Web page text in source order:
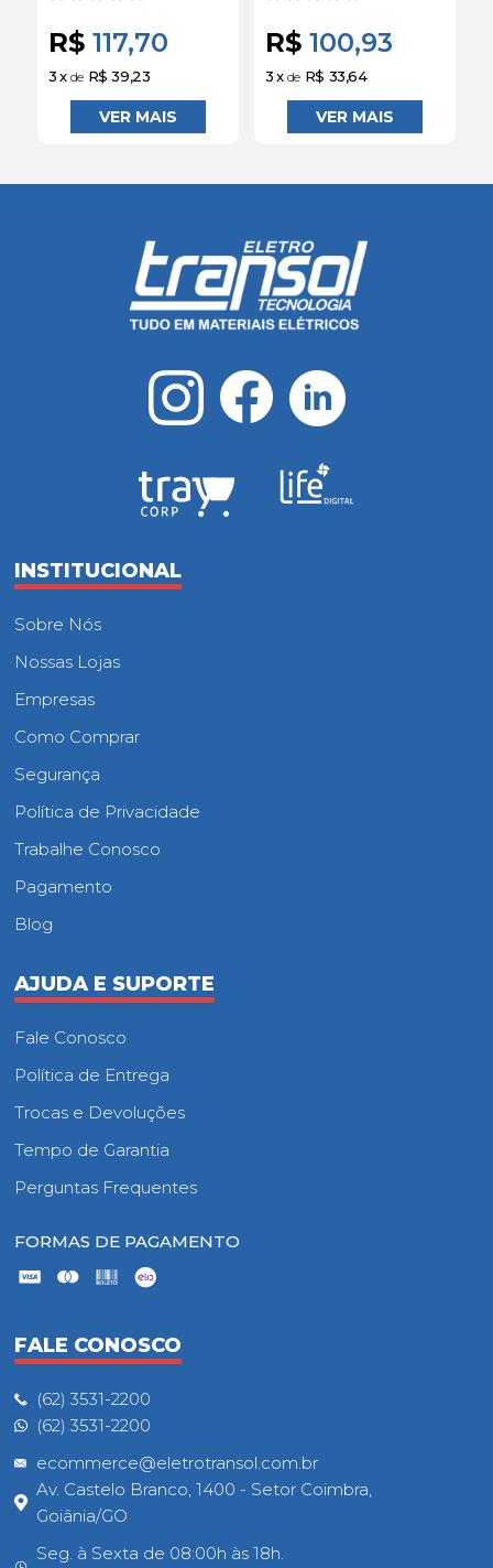
Siemens
R$ 117,70
3x de R$ 39,23
3TS30100AC2
Siemens
R$ 100,93
3x de R$ 33,64
INSTITUCIONAL
Sobre Nós
Nossas Lojas
Empresas
Como Comprar
Segurança
Política de Privacidade
Trabalhe Conosco
Pagamento
Blog
AJUDA E SUPORTE
Fale Conosco
Política de Entrega
Trocas e Devoluções
Tempo de Garantia
Perguntas Frequentes
FORMAS DE PAGAMENTO
FALE CONOSCO
(62) 3531-2200
(62) 3531-2200
ecommerce@eletrotransol.com.br
Av. Castelo Branco, 1400 - Setor Coimbra,
Goiânia/GO
Seg. à Sexta de 08:00h às 18h.